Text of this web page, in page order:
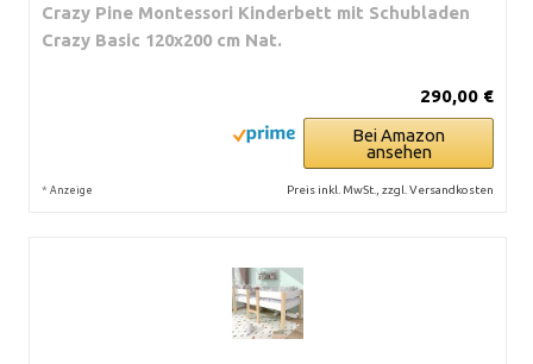
Crazy Pine Montessori Kinderbett mit Schubladen
Crazy Basic 120x200 cm Nat.
290,00 €
Bei Amazon
ansehen
* Anzeige Preis inkl. MwSt., zzgl. Versandkosten